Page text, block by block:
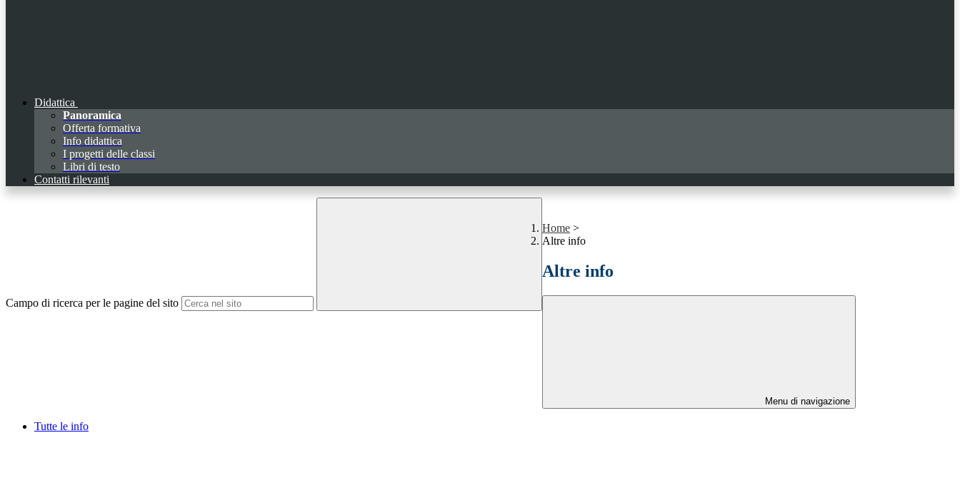
Didattica
Panoramica
Offerta formativa
Info didattica
I progetti delle classi
Libri di testo
Contatti rilevanti
Campo di ricerca per le pagine del sito
Home >
Altre info
Altre info
Menu di navigazione
Tutte le info